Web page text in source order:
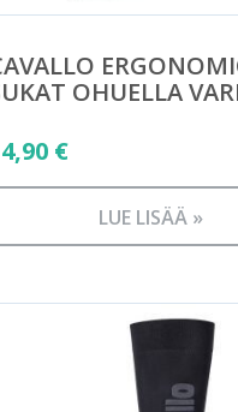
OHUELLA
€
LUE LISÄÄ »